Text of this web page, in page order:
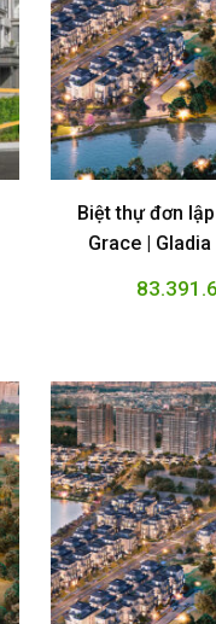
Biệt thự đơn
Grace |